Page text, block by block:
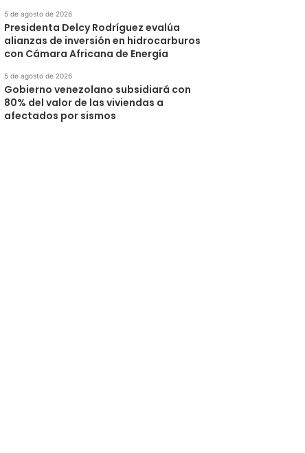
5 de agosto de 2026
Presidenta Delcy Rodríguez evalúa
alianzas de inversión en hidrocarburos
con Cámara Africana de Energía
5 de agosto de 2026
Gobierno venezolano subsidiará con
80% del valor de las viviendas a
afectados por sismos